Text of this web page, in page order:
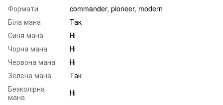
Формати
commander, pioneer, modern
Біла мана
Так
Синя мана
Ні
Чорна мана
Ні
Червона мана
Ні
Зелена мана
Так
Безколірна
мана
Ні